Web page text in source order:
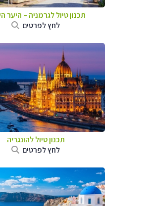
תכנון טיול לגרמניה – היער
לחץ לפרטים
תכנון טיול להונגריה
לחץ לפרטים